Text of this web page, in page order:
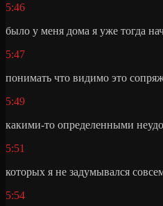
5:46
было у меня дома я уже тогда
5:47
понимать что видимо это
5:49
какими-то определенными
5:51
которых я не задумывался
5:54